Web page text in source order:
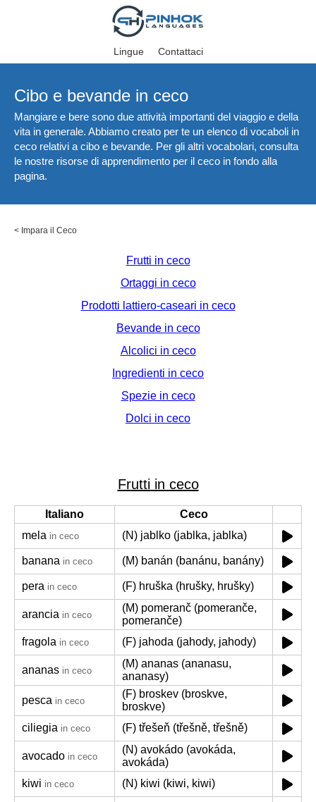
Lingue Contattaci
Cibo e bevande in ceco
Mangiare e bere sono due attività importanti del viaggio e della
vita in generale. Abbiamo creato per te un elenco di vocaboli in
ceco relativi a cibo e bevande. Per gli altri vocabolari, consulta
le nostre risorse di apprendimento per il ceco in fondo alla
pagina.
< Impara il Ceco
Frutti in ceco
Ortaggi in ceco
Prodotti lattiero-caseari in ceco
Bevande in ceco
Alcolici in ceco
Ingredienti in ceco
Spezie in ceco
Dolci in ceco
Frutti in ceco
Italiano
Ceco
mela in ceco (N) jablko (jablka, jablka)
banana in ceco (M) banán (banánu, banány)
pera in ceco (F) hruška (hrušky, hrušky)
arancia in ceco
(M) pomeranč (pomeranče,
pomeranče)
fragola in ceco (F) jahoda (jahody, jahody)
ananas in ceco
(M) ananas (ananasu,
ananasy)
pesca in ceco
(F) broskev (broskve,
broskve)
ciliegia in ceco (F) třešeň (třešně, třešně)
avocado in ceco
(N) avokádo (avokáda,
avokáda)
kiwi in ceco (N) kiwi (kiwi, kiwi)